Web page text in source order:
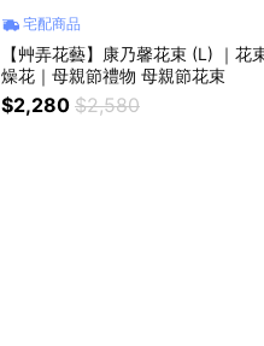
宅配商品
【艸弄花藝】康乃馨花束 (L) ｜花
燥花｜母親節禮物 母親節花束
$2,280 $2,580